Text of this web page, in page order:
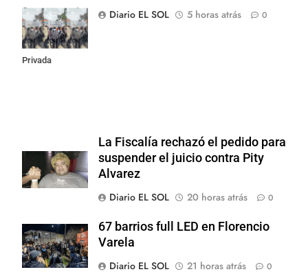
Congreso contra
la Ley de
Propiedad
Privada
Diario EL SOL
5 horas atrás 0
La Fiscalía rechazó el pedido para
suspender el juicio contra Pity
Alvarez
Diario EL SOL
20 horas atrás 0
67 barrios full LED en Florencio
Varela
Diario EL SOL
21 horas atrás 0